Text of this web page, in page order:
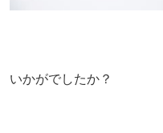
いかがでしたか？